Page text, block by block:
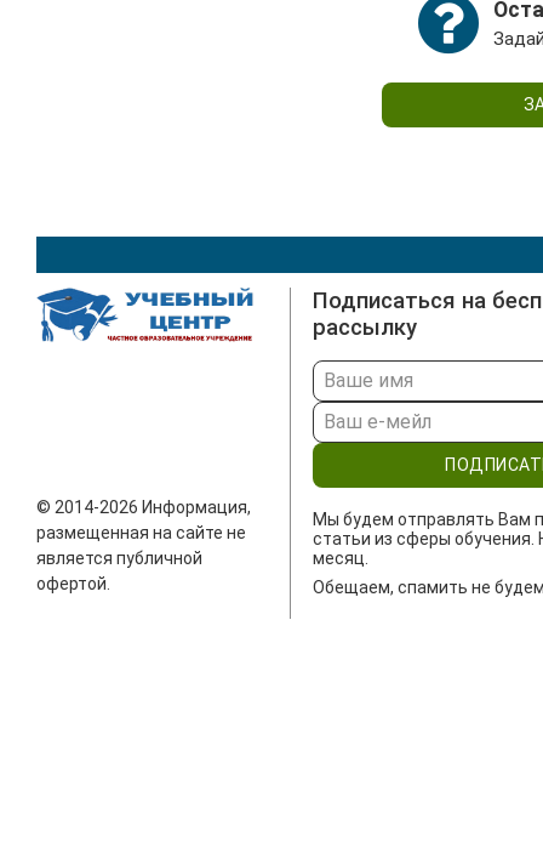
Специалисты могут самостоятельно пройти
расширения своих профессиональных
© 2014-2026 Информация,
размещенная на сайте не
является публичной
офертой.
Подписаться на
рассылку
Мы будем отправлять Вам
статьи из сферы обучения.
месяц.
Обещаем, спамить не